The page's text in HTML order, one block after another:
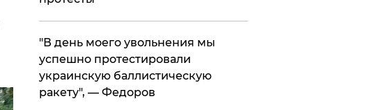
​"В день моего увольнения мы
успешно протестировали
украинскую баллистическую
ракету", — Федоров